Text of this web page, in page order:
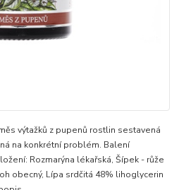
výtažků z pupenů rostlin sestavená
na konkrétní problém. Balení
Rozmarýna lékařská, Šípek - růže
obecný, Lípa srdčitá 48% lihoglycerin